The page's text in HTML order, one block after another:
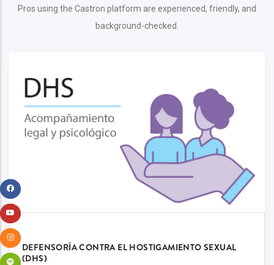
Pros using the Castron platform are experienced, friendly, and
background-checked.
DEFENSORÍA CONTRA EL HOSTIGAMIENTO SEXUAL
(DHS)